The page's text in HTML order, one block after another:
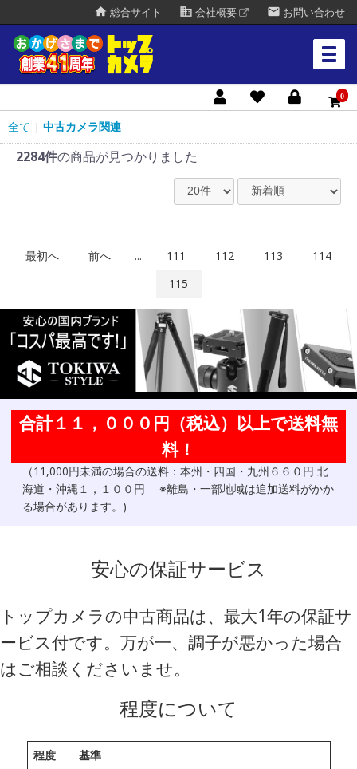
home 総合サイト business 会社概要 mail お問い合わせ
0
全て | 中古カメラ関連
2284件の商品が見つかりました
最初へ 前へ ... 111 112 113
114
115
合計１１，０００円（税込）以上で送料無
料！
（11,000円未満の場合の送料：本州・四国・九州６６０円 北
海道・沖縄１，１００円 ※離島・一部地域は追加送料がかか
る場合があります。)
安心の保証サービス
トップカメラの中古商品は、最大1年の保証サ
ービス付です。万が一、調子が悪かった場合
はご相談くださいませ。
程度について
程度
基準